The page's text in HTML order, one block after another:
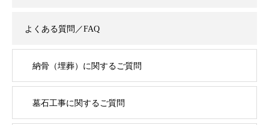
よくある質問／FAQ
納骨（埋葬）に関するご質問
墓石工事に関するご質問